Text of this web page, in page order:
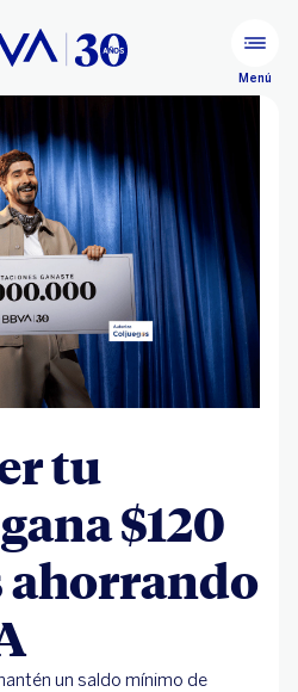
Menú
tu
$120
un saldo mínimo de